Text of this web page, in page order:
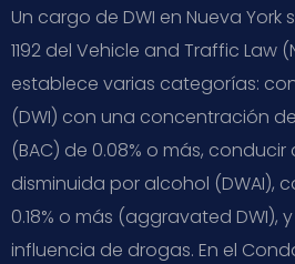
Un cargo de DWI en Nueva York
1192 del Vehicle and Traffic Law
establece varias categorías:
(DWI) con una concentración
(BAC) de 0.08% o más,
disminuida por alcohol (DWAI),
0.18% o más (aggravated DWI),
influencia de drogas. En el